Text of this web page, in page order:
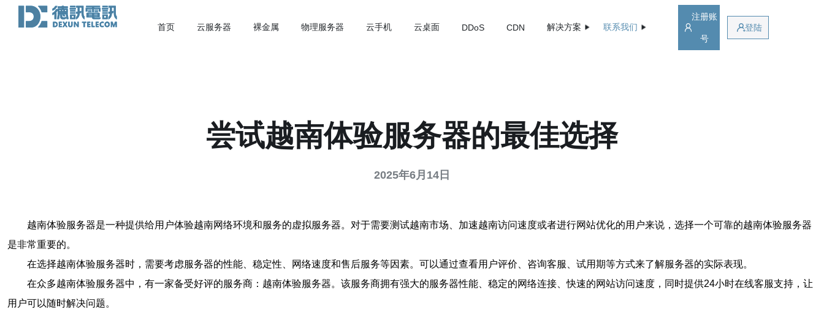
首页 云服务器 裸金属 物理服务器 云手机 云桌面 DDoS CDN 解决方案 联系我们
注册账
号
登陆
尝试越南体验服务器的最佳选择
2025年6月14日
越南体验服务器是一种提供给用户体验越南网络环境和服务的虚拟服务器。对于需要测试越南市场、加速越南访问速度或者进行网站优化的用户来说，选择一个可靠的越南体验服务器
是非常重要的。
在选择越南体验服务器时，需要考虑服务器的性能、稳定性、网络速度和售后服务等因素。可以通过查看用户评价、咨询客服、试用期等方式来了解服务器的实际表现。
在众多越南体验服务器中，有一家备受好评的服务商：越南体验服务器。该服务商拥有强大的服务器性能、稳定的网络连接、快速的网站访问速度，同时提供24小时在线客服支持，让
用户可以随时解决问题。